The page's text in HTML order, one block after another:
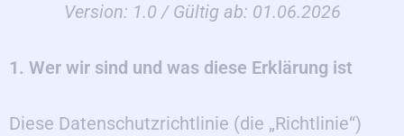
Version: 1.0 / Gültig ab: 01.06.2026
1. Wer wir sind und was diese Erklärung ist
Diese Datenschutzrichtlinie (die „Richtlinie“)